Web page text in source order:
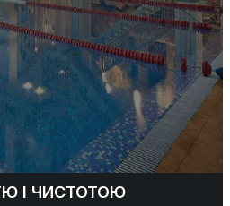
І ЧИСТОТОЮ